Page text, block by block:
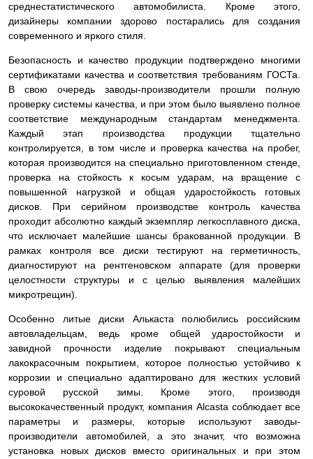
среднестатистического автомобилиста. Кроме этого,
дизайнеры компании здорово постарались для создания
современного и яркого стиля.
Безопасность и качество продукции подтверждено многими
сертификатами качества и соответствия требованиям ГОСТа.
В свою очередь заводы-производители прошли полную
проверку системы качества, и при этом было выявлено полное
соответствие международным стандартам менеджмента.
Каждый этап производства продукции тщательно
контролируется, в том числе и проверка качества на пробег,
которая производится на специально приготовленном стенде,
проверка на стойкость к косым ударам, на вращение с
повышенной нагрузкой и общая ударостойкость готовых
дисков. При серийном производстве контроль качества
проходит абсолютно каждый экземпляр легкосплавного диска,
что исключает малейшие шансы бракованной продукции. В
рамках контроля все диски тестируют на герметичность,
диагностируют на рентгеновском аппарате (для проверки
целостности структуры и с целью выявления малейших
микротрещин).
Особенно литые диски Алькаста полюбились российским
автовладельцам, ведь кроме общей ударостойкости и
завидной прочности изделие покрывают специальным
лакокрасочным покрытием, которое полностью устойчиво к
коррозии и специально адаптировано для жестких условий
суровой русской зимы. Кроме этого, производя
высококачественный продукт, компания Alcasta соблюдает все
параметры и размеры, которые используют заводы-
производители автомобилей, а это значит, что возможна
установка новых дисков вместо оригинальных и при этом